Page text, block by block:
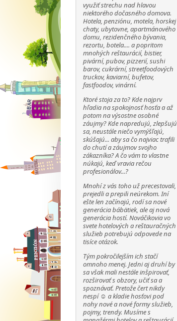
využiť strechu nad hlavou
niektorého dočasného domova.
Hotela, penziónu, motela, horskej
chaty, ubytovne, apartmánového
domu, rezidenčného bývania,
rezortu, botela.... a popritom
mnohých reštaurácií, bistier,
pivární, pubov, pizzerií, sushi
barov, cukrární, streetfoodových
truckov, kaviarní, bufetov,
fastfoodov, vinární.
Ktoré stoja za to? Kde najprv
hľadia na spokojnosť hosťa a až
potom na výsostne osobné
záujmy? Kde napredujú, zlepšujú
sa, neustále niečo vymýšľajú,
skúšajú... aby sa čo najviac trafili
do chutí a záujmov svojho
zákazníka? A čo vám to vlastne
núkajú, keď vravia rečou
profesionálov...?
Mnohí z vás toho už precestovali,
prejedli a prepili neúrekom. Iní
ešte len začínajú, rodí sa nové
generácia bábätiek, ale aj nová
generácia hostí. Nováčikovia vo
svete hotelových a reštauračných
služieb potrebujú odpovede na
tisíce otázok.
Tým pokročilejším ich stačí
omnoho menej. Jedni aj druhí by
sa však mali nestále inšpirovať,
rozširovať s obzory, učiť sa a
spoznávať. Pretože čert nikdy
nespí ☺ a kladie hosťovi pod
nohy nové a nové formy služieb,
pojmy, trendy. Musíme s